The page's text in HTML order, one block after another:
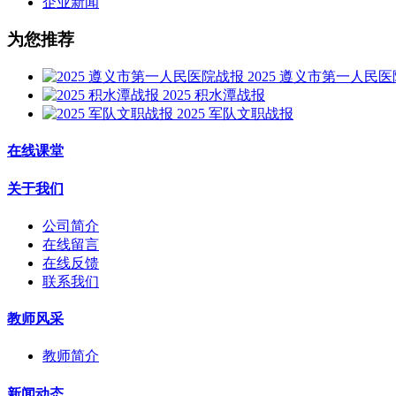
为您推荐
2025 遵义市第一人民
2025 积水潭战报
2025 军队文职战报
在线课堂
关于我们
公司简介
在线留言
在线反馈
联系我们
教师风采
教师简介